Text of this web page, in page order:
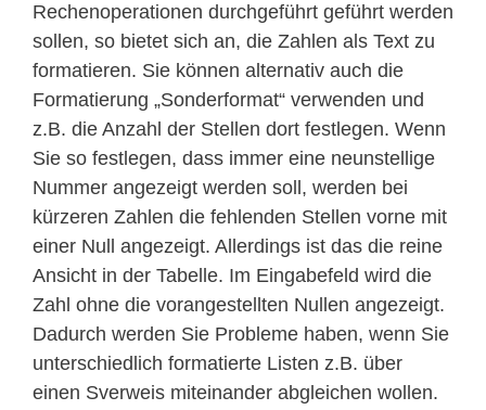
Rechenoperationen durchgeführt geführt werden
sollen, so bietet sich an, die Zahlen als Text zu
formatieren. Sie können alternativ auch die
Formatierung „Sonderformat“ verwenden und
z.B. die Anzahl der Stellen dort festlegen. Wenn
Sie so festlegen, dass immer eine neunstellige
Nummer angezeigt werden soll, werden bei
kürzeren Zahlen die fehlenden Stellen vorne mit
einer Null angezeigt. Allerdings ist das die reine
Ansicht in der Tabelle. Im Eingabefeld wird die
Zahl ohne die vorangestellten Nullen angezeigt.
Dadurch werden Sie Probleme haben, wenn Sie
unterschiedlich formatierte Listen z.B. über
einen Sverweis miteinander abgleichen wollen.